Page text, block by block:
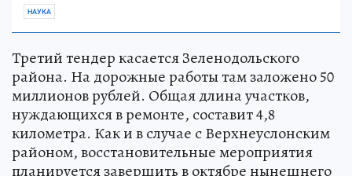
НАУКА
Третий тендер касается Зеленодольского
района. На дорожные работы там заложено 50
миллионов рублей. Общая длина участков,
нуждающихся в ремонте, составит 4,8
километра. Как и в случае с Верхнеуслонским
районом, восстановительные мероприятия
планируется завершить в октябре нынешнего